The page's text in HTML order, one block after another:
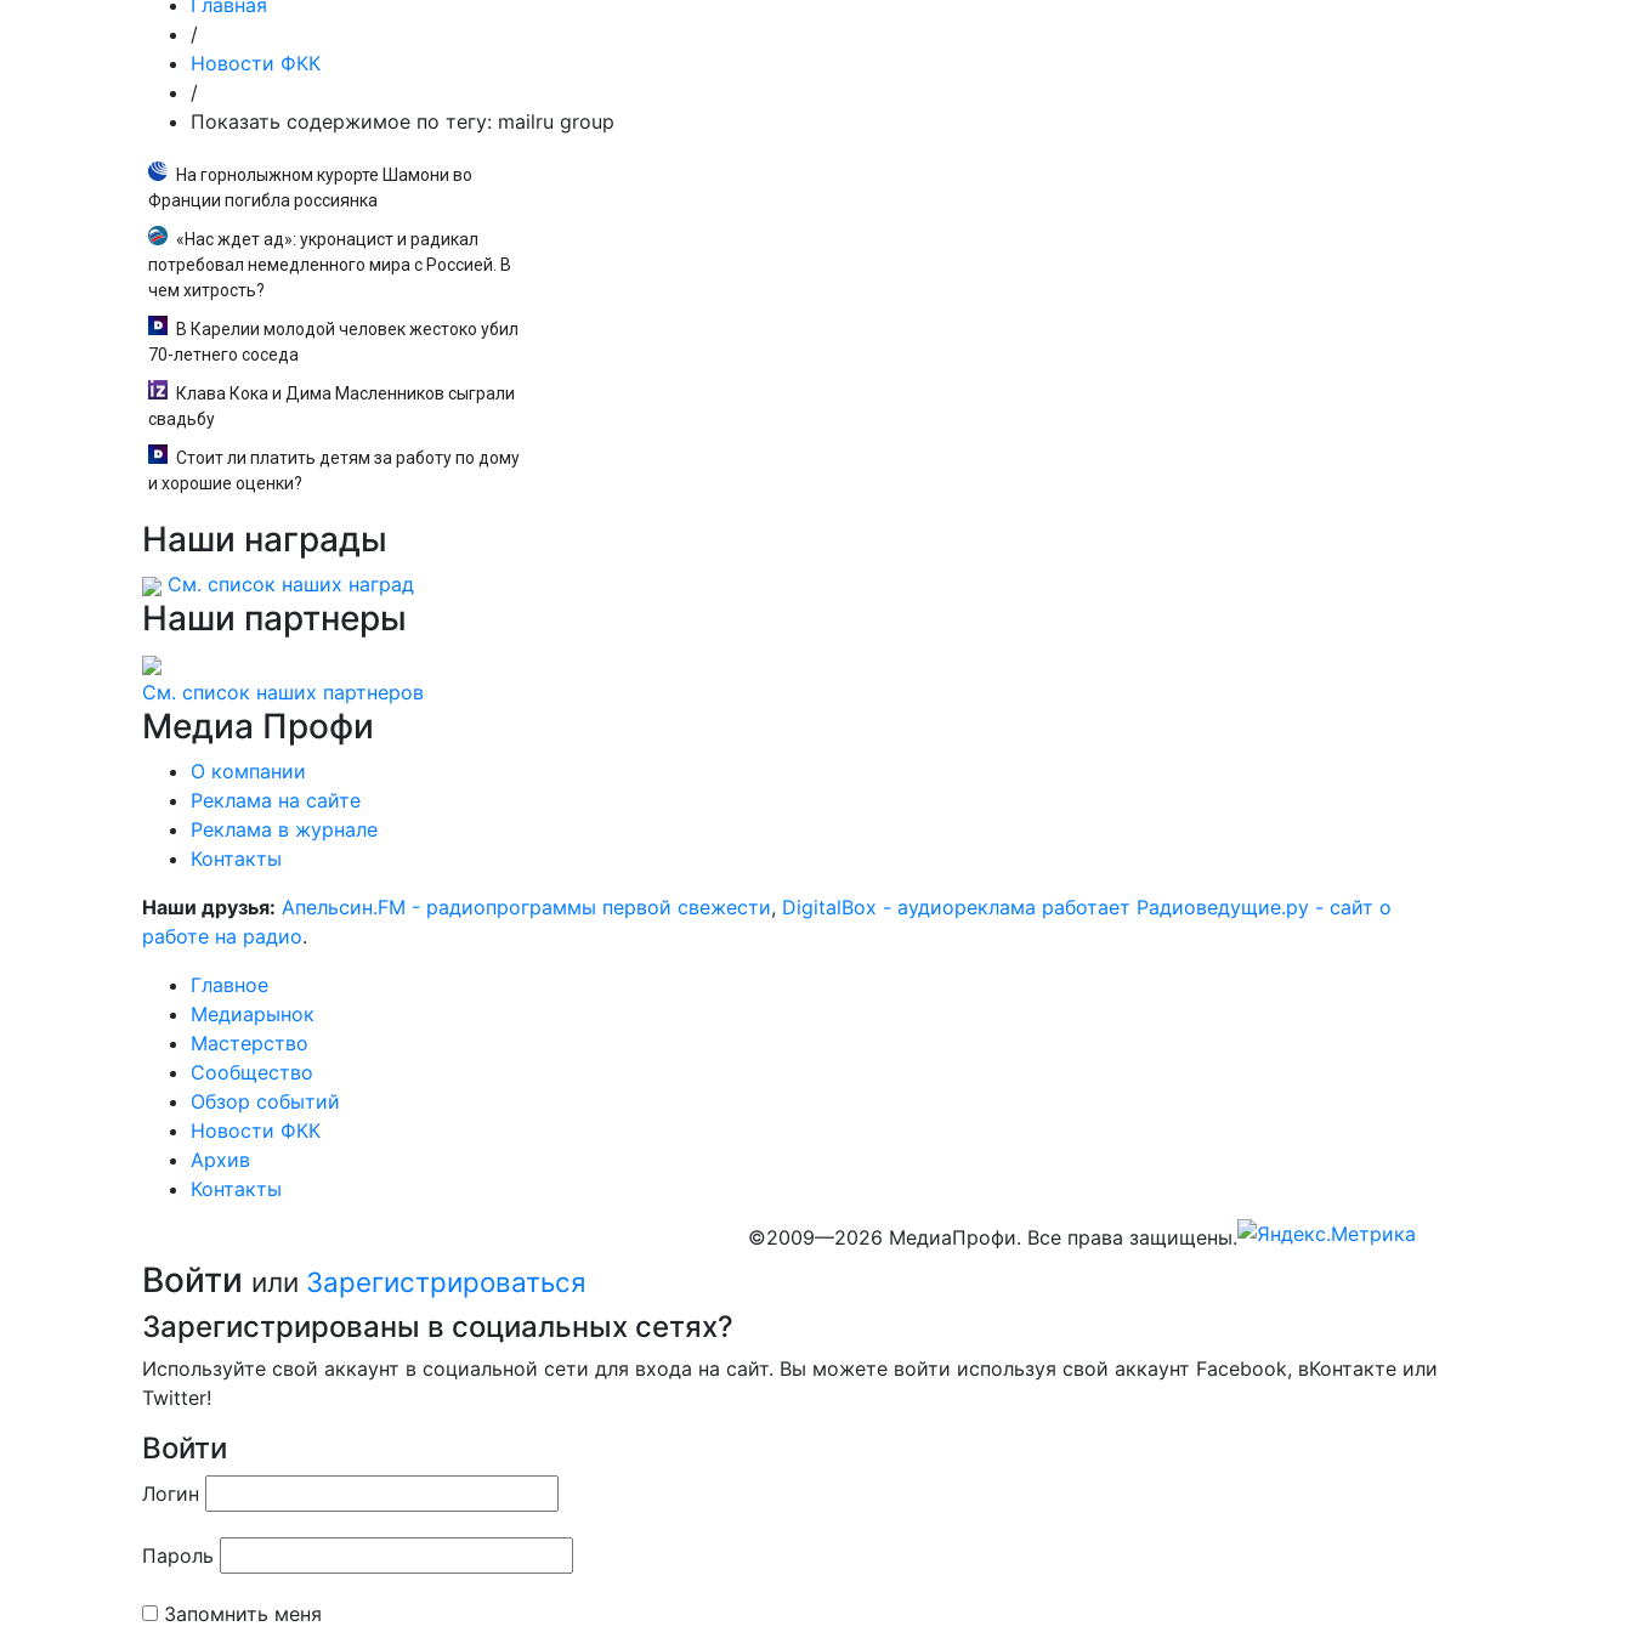
Главная
/
Новости ФКК
/
Показать содержимое по тегу: mailru group
На горнолыжном курорте Шамони во
Франции погибла россиянка
«Нас ждет ад»: укронацист и радикал
потребовал немедленного мира с Россией. В
чем хитрость?
В Карелии молодой человек жестоко убил
70-летнего соседа
Клава Кока и Дима Масленников сыграли
свадьбу
Стоит ли платить детям за работу по дому
и хорошие оценки?
Наши награды
См. список наших наград
Наши партнеры
См. список наших партнеров
Медиа Профи
О компании
Реклама на сайте
Реклама в журнале
Контакты
Наши друзья: Апельсин.FM - радиопрограммы первой свежести, DigitalBox - аудиореклама работает Радиоведущие.ру - сайт о
работе на радио.
Главное
Медиарынок
Мастерство
Сообщество
Обзор событий
Новости ФКК
Архив
Контакты
©2009—2026 МедиаПрофи. Все права защищены.
Войти или Зарегистрироваться
Зарегистрированы в социальных сетях?
Используйте свой аккаунт в социальной сети для входа на сайт. Вы можете войти используя свой аккаунт Facebook, вКонтакте или
Twitter!
Войти
Логин
Пароль
Запомнить меня